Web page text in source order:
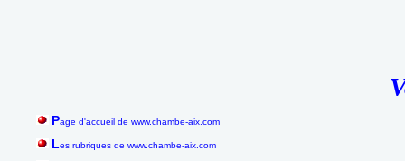
Page d'accueil de www.chambe-aix.com
Les rubriques de www.chambe-aix.com